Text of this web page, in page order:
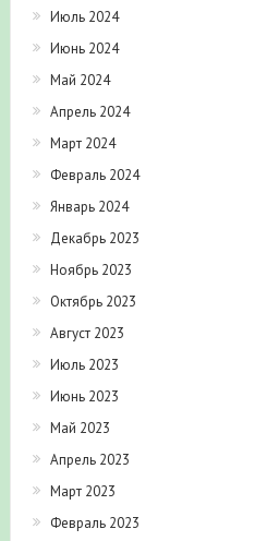
Июль 2024
Июнь 2024
Май 2024
Апрель 2024
Март 2024
Февраль 2024
Январь 2024
Декабрь 2023
Ноябрь 2023
Октябрь 2023
Август 2023
Июль 2023
Июнь 2023
Май 2023
Апрель 2023
Март 2023
Февраль 2023